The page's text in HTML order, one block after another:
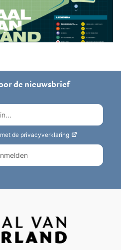
de nieuwsbrief
de privacyverklaring